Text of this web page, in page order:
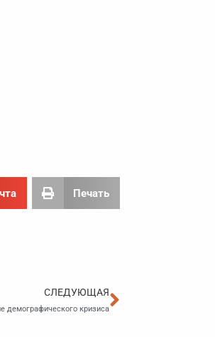
Печать
СЛЕДУЮЩАЯ
демографического кризиса